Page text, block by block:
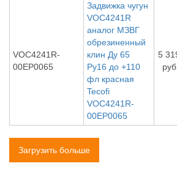
VOC4241R-
00EP0065
Задвижка чугун
VOC4241R
аналог МЗВГ
обрезиненный
клин Ду 65
Ру16 до +110
фл красная
Tecofi
VOC4241R-
00EP0065
5
руб
Загрузить больше